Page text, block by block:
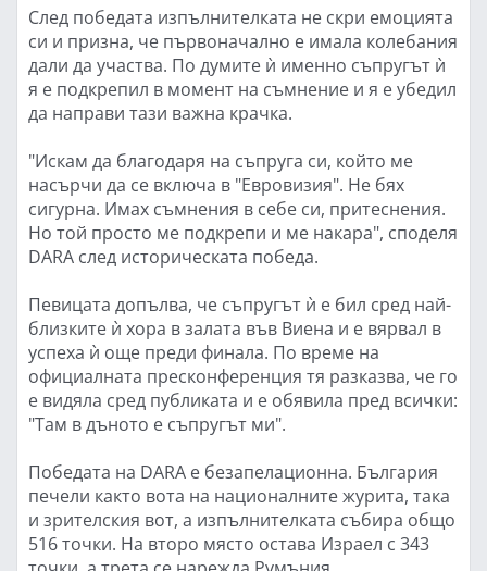
След победата изпълнителката не скри емоцията
си и призна, че първоначално е имала колебания
дали да участва. По думите ѝ именно съпругът ѝ
я е подкрепил в момент на съмнение и я е убедил
да направи тази важна крачка.
"Искам да благодаря на съпруга си, който ме
насърчи да се включа в "Евровизия". Не бях
сигурна. Имах съмнения в себе си, притеснения.
Но той просто ме подкрепи и ме накара", споделя
DARA след историческата победа.
Певицата допълва, че съпругът ѝ е бил сред най-
близките ѝ хора в залата във Виена и е вярвал в
успеха ѝ още преди финала. По време на
официалната пресконференция тя разказва, че го
е видяла сред публиката и е обявила пред всички:
"Там в дъното е съпругът ми".
Победата на DARA е безапелационна. България
печели както вота на националните журита, така
и зрителския вот, а изпълнителката събира общо
516 точки. На второ място остава Израел с 343